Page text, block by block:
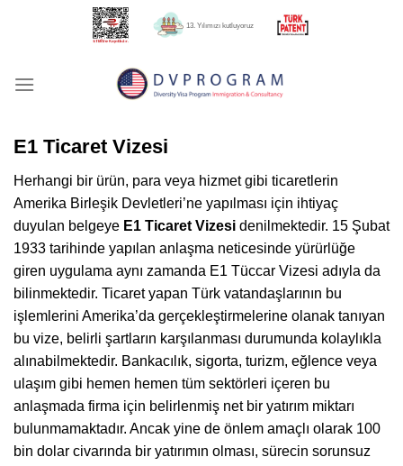
13. Yılımızı kutluyoruz
E1 Ticaret Vizesi
Herhangi bir ürün, para veya hizmet gibi ticaretlerin
Amerika Birleşik Devletleri’ne yapılması için ihtiyaç
duyulan belgeye E1 Ticaret Vizesi denilmektedir. 15 Şubat
1933 tarihinde yapılan anlaşma neticesinde yürürlüğe
giren uygulama aynı zamanda E1 Tüccar Vizesi adıyla da
bilinmektedir. Ticaret yapan Türk vatandaşlarının bu
işlemlerini Amerika’da gerçekleştirmelerine olanak tanıyan
bu vize, belirli şartların karşılanması durumunda kolaylıkla
alınabilmektedir. Bankacılık, sigorta, turizm, eğlence veya
ulaşım gibi hemen hemen tüm sektörleri içeren bu
anlaşmada firma için belirlenmiş net bir yatırım miktarı
bulunmamaktadır. Ancak yine de önlem amaçlı olarak 100
bin dolar civarında bir yatırımın olması, sürecin sorunsuz